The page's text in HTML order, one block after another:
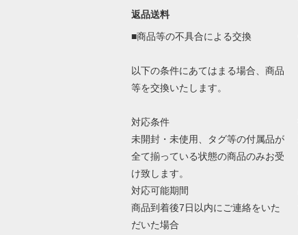
返品送料
■商品等の不具合による交換
以下の条件にあてはまる場合、商品
等を交換いたします。
対応条件
未開封・未使用、タグ等の付属品が
全て揃っている状態の商品のみお受
け致します。
対応可能期間
商品到着後7日以内にご連絡をいた
だいた場合